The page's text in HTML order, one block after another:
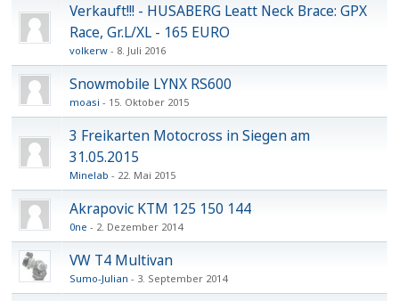
Verkauft!!! - HUSABERG Leatt Neck Brace: GPX
Race, Gr.L/XL - 165 EURO
volkerw 8. Juli 2016
Snowmobile LYNX RS600
moasi 15. Oktober 2015
3 Freikarten Motocross in Siegen am
31.05.2015
Minelab 22. Mai 2015
Akrapovic KTM 125 150 144
0ne 2. Dezember 2014
VW T4 Multivan
Sumo-Julian 3. September 2014